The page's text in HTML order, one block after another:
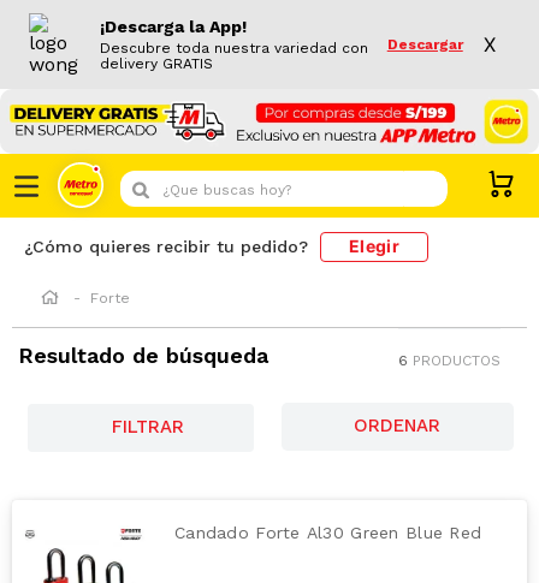
¡Descarga la App!
Descubre toda nuestra variedad con
delivery GRATIS
Descargar X
¿Que buscas hoy?
¿Cómo quieres recibir tu pedido? Elegir
Forte
Resultado de búsqueda 6 PRODUCTOS
FILTRAR
Candado Forte Al30 Green Blue Red